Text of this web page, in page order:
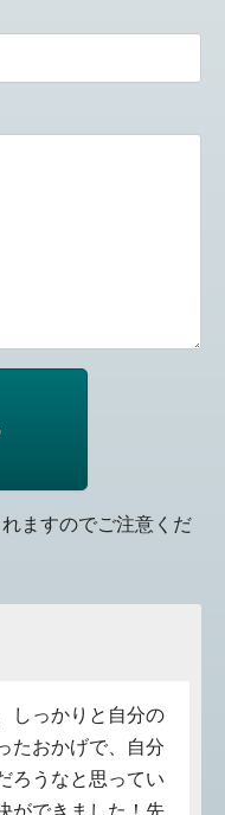
ますのでご注意くだ
しっかりと自分の
たおかげで、自分
ろうなと思ってい
ができました！先